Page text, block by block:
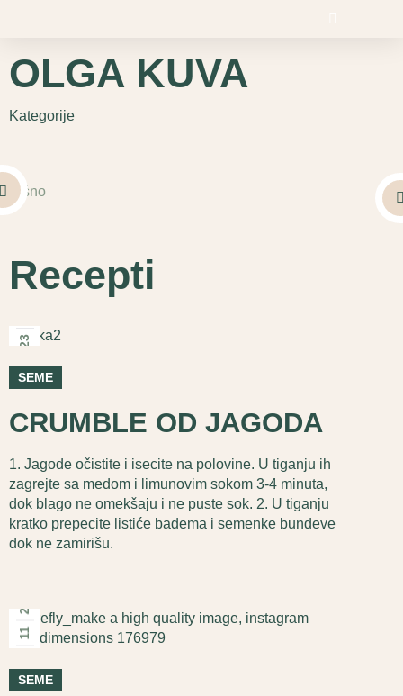
OLGA KUVA
Kategorije
Brašno
Recepti
јун
23
SEME
CRUMBLE OD JAGODA
1. Jagode očistite i isecite na polovine. U tiganju ih
zagrejte sa medom i limunovim sokom 3-4 minuta,
dok blago ne omekšaju i ne puste sok. 2. U tiganju
kratko prepecite listiće badema i semenke bundeve
dok ne zamirišu.
11
SEME